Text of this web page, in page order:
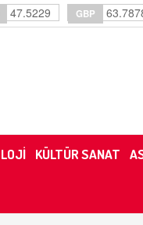
47.5229 GBP
KÜLTÜR SANAT